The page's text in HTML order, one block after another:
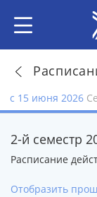
с 15 июня 2026
2-й семестр
Расписание
Отобразить